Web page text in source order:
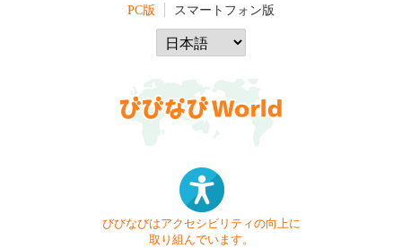
PC版 スマートフォン版
びびなびはアクセシビリティの向上に
取り組んでいます。